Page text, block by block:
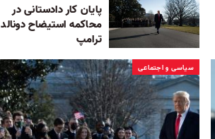
پایان کار دادستانی در
محاکمه استیضاح دونالد
ترامپ
سیاسی و اجتماعی